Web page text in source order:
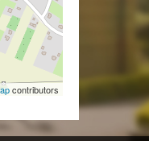
contributors